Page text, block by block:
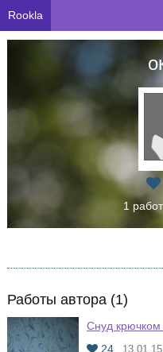
Rookla
1
Работы автора (1)
Снуд
24